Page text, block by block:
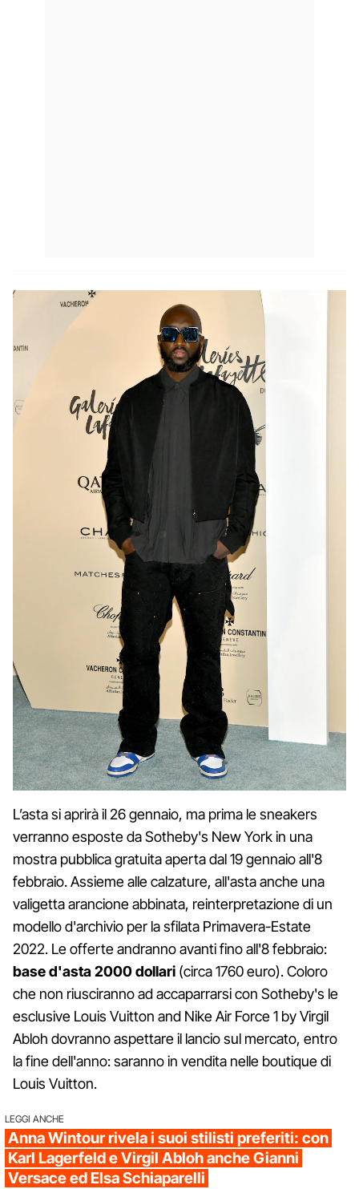
L’asta si aprirà il 26 gennaio, ma prima le sneakers
verranno esposte da Sotheby's New York in una
mostra pubblica gratuita aperta dal 19 gennaio all'8
febbraio. Assieme alle calzature, all'asta anche una
valigetta arancione abbinata, reinterpretazione di un
modello d'archivio per la sfilata Primavera-Estate
2022. Le offerte andranno avanti fino all'8 febbraio:
base d'asta 2000 dollari (circa 1760 euro). Coloro
che non riusciranno ad accaparrarsi con Sotheby's le
esclusive Louis Vuitton and Nike Air Force 1 by Virgil
Abloh dovranno aspettare il lancio sul mercato, entro
la fine dell'anno: saranno in vendita nelle boutique di
Louis Vuitton.
LEGGI ANCHE
Anna Wintour rivela i suoi stilisti preferiti: con
Karl Lagerfeld e Virgil Abloh anche Gianni
Versace ed Elsa Schiaparelli